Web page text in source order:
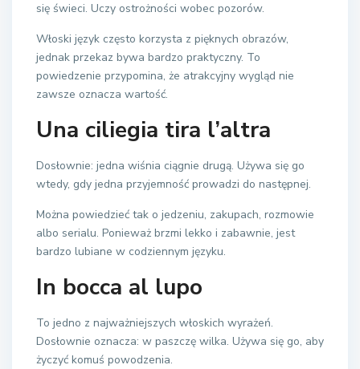
się świeci. Uczy ostrożności wobec pozorów.
Włoski język często korzysta z pięknych obrazów,
jednak przekaz bywa bardzo praktyczny. To
powiedzenie przypomina, że atrakcyjny wygląd nie
zawsze oznacza wartość.
Una ciliegia tira l’altra
Dosłownie: jedna wiśnia ciągnie drugą. Używa się go
wtedy, gdy jedna przyjemność prowadzi do następnej.
Można powiedzieć tak o jedzeniu, zakupach, rozmowie
albo serialu. Ponieważ brzmi lekko i zabawnie, jest
bardzo lubiane w codziennym języku.
In bocca al lupo
To jedno z najważniejszych włoskich wyrażeń.
Dosłownie oznacza: w paszczę wilka. Używa się go, aby
życzyć komuś powodzenia.